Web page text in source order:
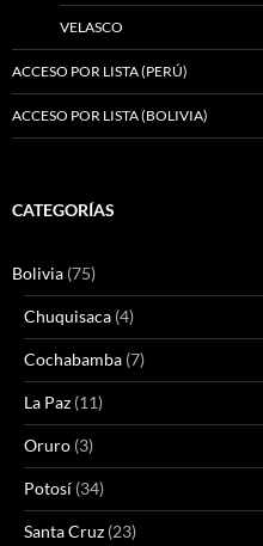
VELASCO
ACCESO POR LISTA (PERÚ)
ACCESO POR LISTA (BOLIVIA)
CATEGORÍAS
Bolivia (75)
Chuquisaca (4)
Cochabamba (7)
La Paz (11)
Oruro (3)
Potosí (34)
Santa Cruz (23)